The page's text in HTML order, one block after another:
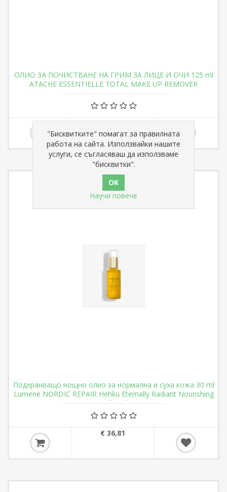
ОЛИО ЗА ПОЧИСТВАНЕ НА ГРИМ ЗА ЛИЦЕ И ОЧИ 125 ml
ATACHE ESSENTIELLE TOTAL MAKE UP REMOVER
€ 16,50
Подхранващо нощно олио за нормална и суха кожа 30 ml
Lumene NORDIC REPAIR Hehku Eternally Radiant Nourishing
Night Oil
€ 36,81
"Бисквитките" помагат за правилната
работа на сайта. Използвайки нашите
услуги, се съгласяваш да използваме
"бисквитки".
Научи повече